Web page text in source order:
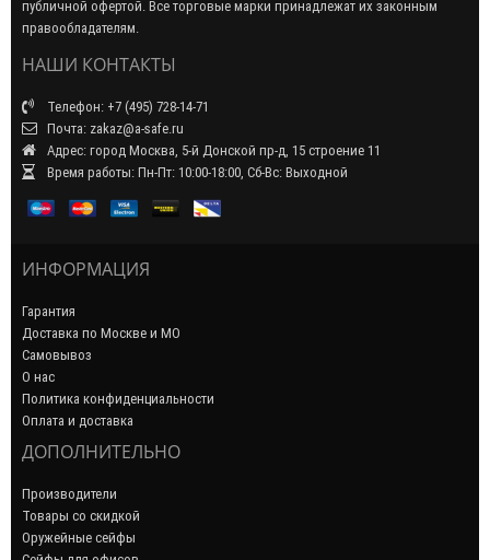
публичной офертой. Все торговые марки принадлежат их законным
правообладателям.
НАШИ КОНТАКТЫ
Телефон: +7 (495) 728-14-71
Почта: zakaz@a-safe.ru
Адрес: город Москва, 5-й Донской пр-д, 15 строение 11
Время работы: Пн-Пт: 10:00-18:00, Сб-Вс: Выходной
ИНФОРМАЦИЯ
Гарантия
Доставка по Москве и МО
Самовывоз
О нас
Политика конфиденциальности
Оплата и доставка
ДОПОЛНИТЕЛЬНО
Производители
Товары со скидкой
Оружейные сейфы